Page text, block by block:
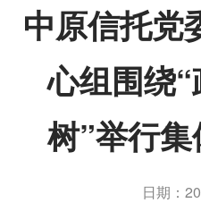
中原信托党
心组围绕
树”举行
日期：